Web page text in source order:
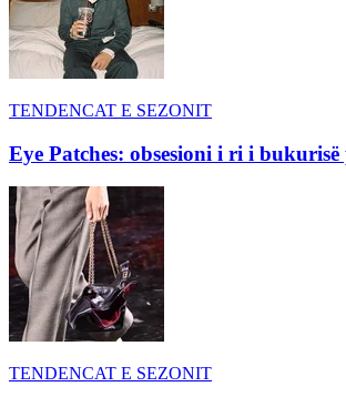
TENDENCAT E SEZONIT
Eye Patches: obsesioni i ri i
TENDENCAT E SEZONIT